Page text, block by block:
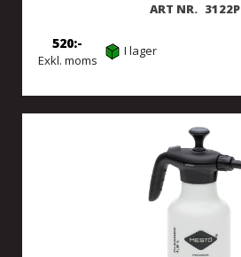
ART NR.
Exkl. moms
520 I lager